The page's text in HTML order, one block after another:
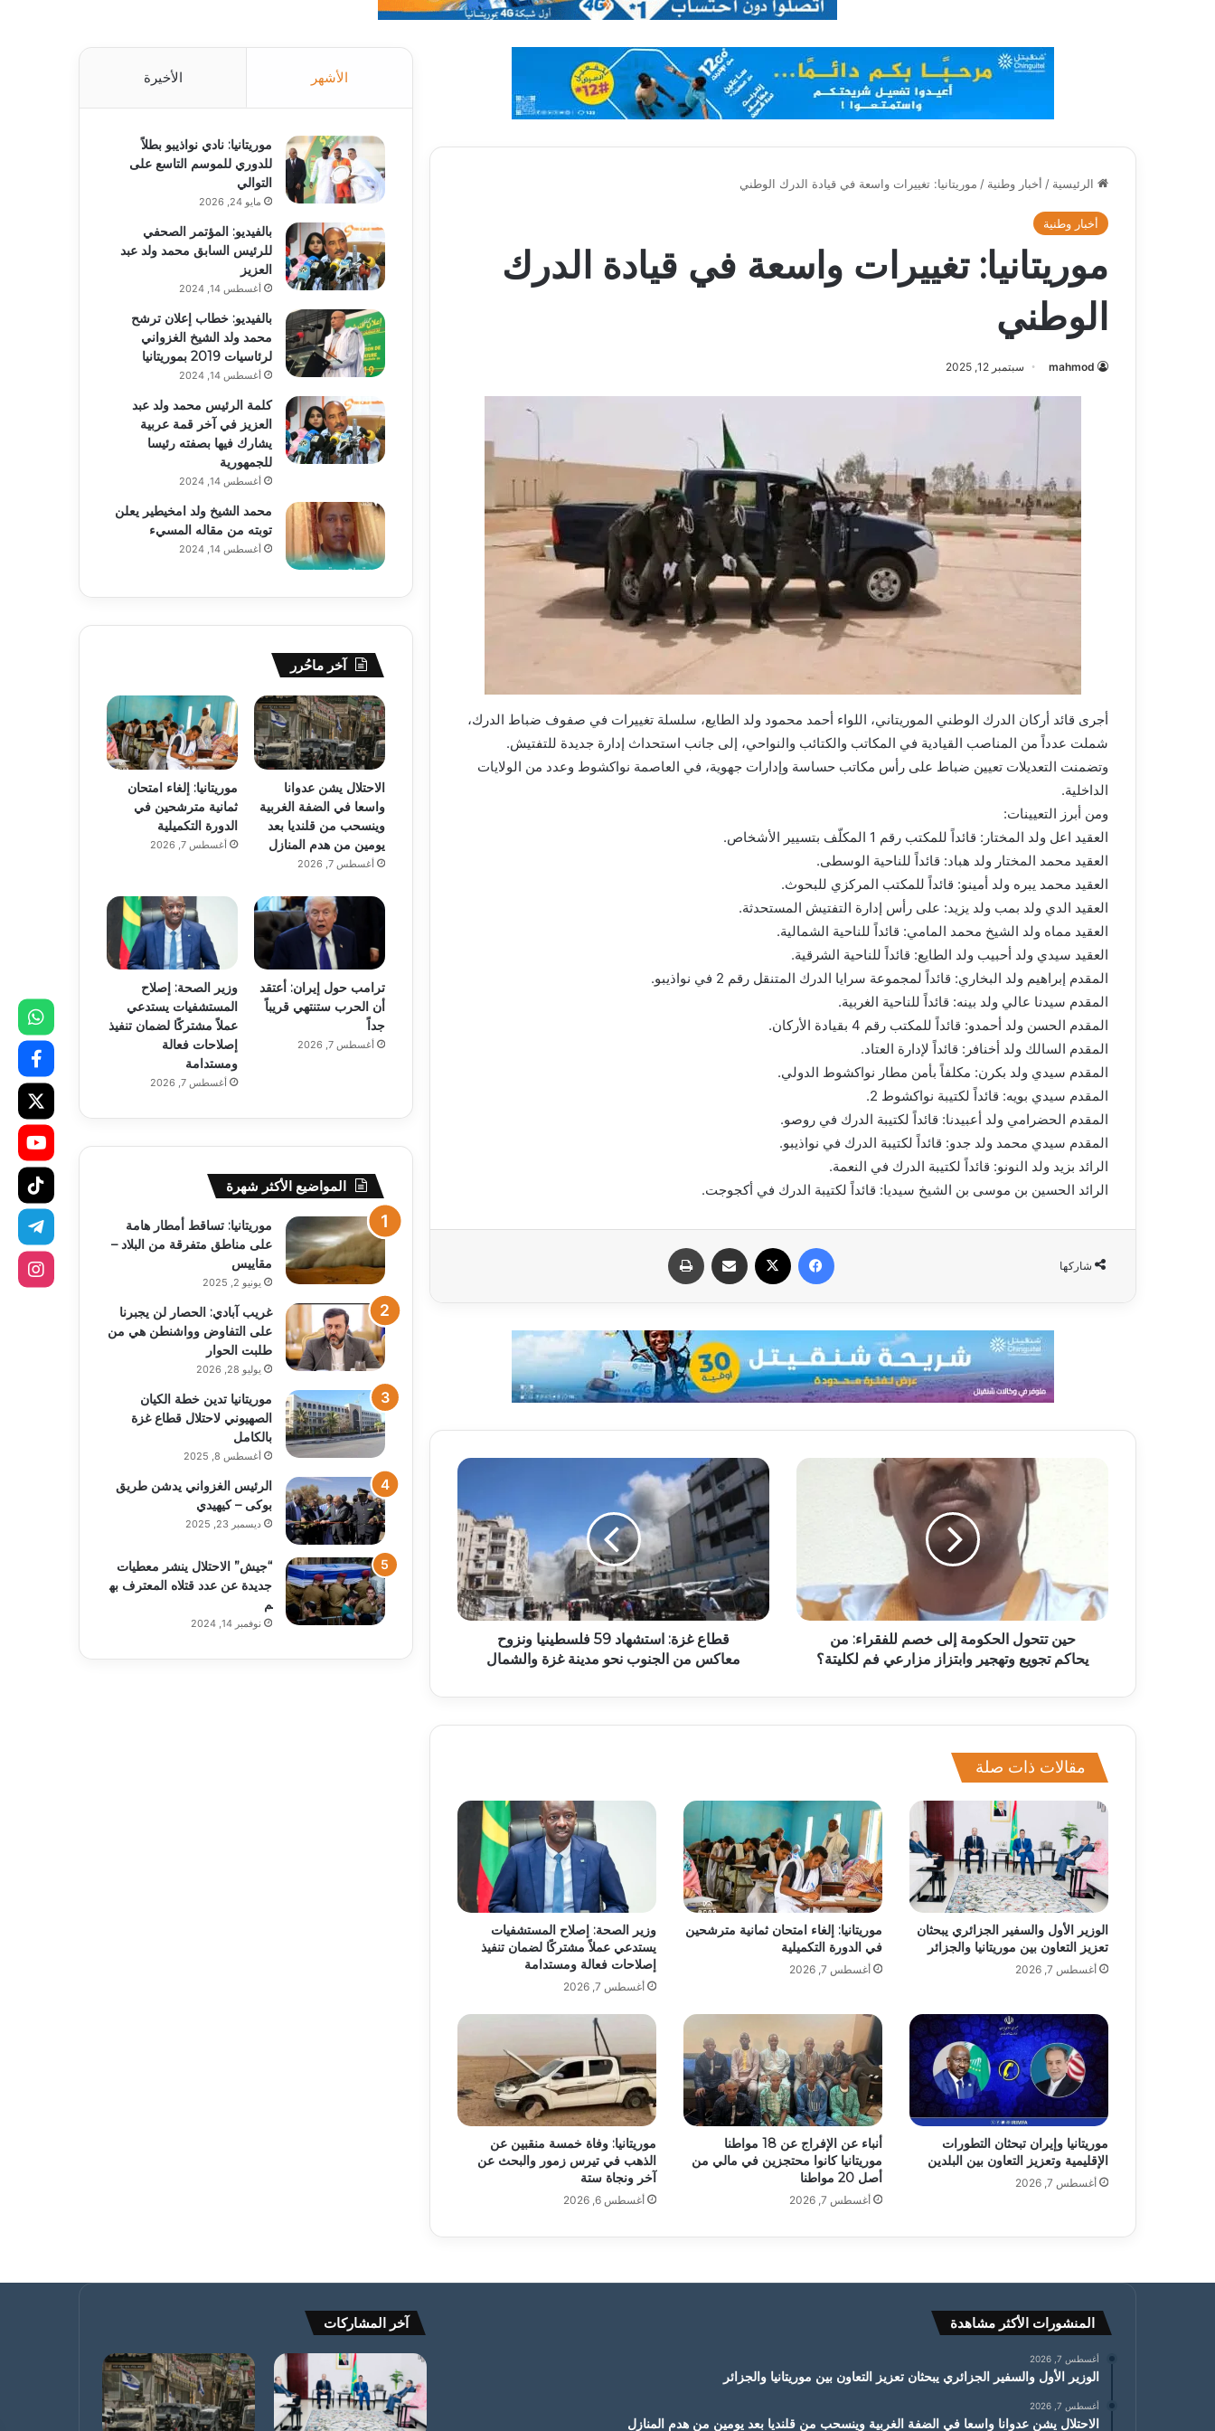
الرئيسية / أخبار وطنية / موريتانيا: تغييرات واسعة في قيادة الدرك الوطني
أخبار وطنية
موريتانيا: تغييرات واسعة في قيادة الدرك
الوطني
mahmod سبتمبر 12, 2025
أجرى قائد أركان الدرك الوطني الموريتاني، اللواء أحمد محمود ولد الطايع، سلسلة تغييرات في صفوف ضباط الدرك،
شملت عدداً من المناصب القيادية في المكاتب والكتائب والنواحي، إلى جانب استحداث إدارة جديدة للتفتيش.
وتضمنت التعديلات تعيين ضباط على رأس مكاتب حساسة وإدارات جهوية، في العاصمة نواكشوط وعدد من الولايات
الداخلية.
ومن أبرز التعيينات:
العقيد اعل ولد المختار: قائداً للمكتب رقم 1 المكلّف بتسيير الأشخاص.
العقيد محمد المختار ولد هباد: قائداً للناحية الوسطى.
العقيد محمد يبره ولد أمينو: قائداً للمكتب المركزي للبحوث.
العقيد الدي ولد بمب ولد يزيد: على رأس إدارة التفتيش المستحدثة.
العقيد مماه ولد الشيخ محمد المامي: قائداً للناحية الشمالية.
العقيد سيدي ولد أحبيب ولد الطايع: قائداً للناحية الشرقية.
المقدم إبراهيم ولد البخاري: قائداً لمجموعة سرايا الدرك المتنقل رقم 2 في نواذيبو.
المقدم سيدنا عالي ولد بينه: قائداً للناحية الغربية.
المقدم الحسن ولد أحمدو: قائداً للمكتب رقم 4 بقيادة الأركان.
المقدم السالك ولد أخنافر: قائداً لإدارة العتاد.
المقدم سيدي ولد بكرن: مكلفاً بأمن مطار نواكشوط الدولي.
المقدم سيدي بويه: قائداً لكتيبة نواكشوط 2.
المقدم الحضرامي ولد أعبيدنا: قائداً لكتيبة الدرك في روصو.
المقدم سيدي محمد ولد جدو: قائداً لكتيبة الدرك في نواذيبو.
الرائد بزيد ولد النونو: قائداً لكتيبة الدرك في النعمة.
الرائد الحسين بن موسى بن الشيخ سيديا: قائداً لكتيبة الدرك في أكجوجت.
شاركها
فيسبوك مشاركة عبر البريد
حين تتحول الحكومة إلى خصم للفقراء: من
يحاكم تجويع وتهجير وابتزاز مزارعي فم لكليتة؟
قطاع غزة: استشهاد 59 فلسطينيا ونزوح
معاكس من الجنوب نحو مدينة غزة والشمال
مقالات ذات صلة
الوزير الأول والسفير الجزائري يبحثان
تعزيز التعاون بين موريتانيا والجزائر
أغسطس 7, 2026
موريتانيا: إلغاء امتحان ثمانية مترشحين
في الدورة التكميلية
أغسطس 7, 2026
وزير الصحة: إصلاح المستشفيات
يستدعي عملاً مشتركًا لضمان تنفيذ
إصلاحات فعالة ومستدامة
أغسطس 7, 2026
موريتانيا وإيران تبحثان التطورات
الإقليمية وتعزيز التعاون بين البلدين
أغسطس 7, 2026
أنباء عن الإفراج عن 18 مواطنا
موريتانيا كانوا محتجزين في مالي من
أصل 20 مواطنا
أغسطس 7, 2026
موريتانيا: وفاة خمسة منقبين عن
الذهب في تيرس زمور والبحث عن
آخر ونجاة ستة
أغسطس 6, 2026
الأشهر الأخيرة
موريتانيا: نادي نواذيبو بطلاً
للدوري للموسم التاسع على
التوالي
مايو 24, 2026
بالفيديو: المؤتمر الصحفي
للرئيس السابق محمد ولد عبد
العزيز
أغسطس 14, 2024
بالفيديو: خطاب إعلان ترشح
محمد ولد الشيخ الغزواني
لرئاسيات 2019 بموريتانيا
أغسطس 14, 2024
كلمة الرئيس محمد ولد عبد
العزيز في آخر قمة عربية
يشارك فيها بصفته رئيسا
للجمهورية
أغسطس 14, 2024
محمد الشيخ ولد امخيطير يعلن
توبته من مقاله المسيء
أغسطس 14, 2024
آخر ماحُرر
الاحتلال يشن عدوانا
واسعا في الضفة الغربية
وينسحب من قلنديا بعد
يومين من هدم المنازل
أغسطس 7, 2026
موريتانيا: إلغاء امتحان
ثمانية مترشحين في
الدورة التكميلية
أغسطس 7, 2026
ترامب حول إيران: أعتقد
أن الحرب ستنتهي قريباً
جداً
أغسطس 7, 2026
وزير الصحة: إصلاح
المستشفيات يستدعي
عملاً مشتركًا لضمان تنفيذ
إصلاحات فعالة
ومستدامة
أغسطس 7, 2026
المواضيع الأكثر شهرة
موريتانيا: تساقط أمطار هامة
على مناطق متفرقة من البلاد –
مقاييس
يونيو 2, 2025
غريب آبادي: الحصار لن يجبرنا
على التفاوض وواشنطن هي من
طلبت الحوار
يوليو 28, 2026
موريتانيا تدين خطة الكيان
الصهيوني لاحتلال قطاع غزة
بالكامل
أغسطس 8, 2025
الرئيس الغزواني يدشن طريق
بوكى – كيهيدي
ديسمبر 23, 2025
“جيش” الاحتلال ينشر معطيات
جديدة عن عدد قتلاه المعترف به
م
نوفمبر 14, 2024
المنشورات الأكثر مشاهدة
أغسطس 7, 2026
الوزير الأول والسفير الجزائري يبحثان تعزيز التعاون بين موريتانيا والجزائر
أغسطس 7, 2026
الاحتلال يشن عدوانا واسعا في الضفة الغربية وينسحب من قلنديا بعد يومين من هدم المنازل
آخر المشاركات